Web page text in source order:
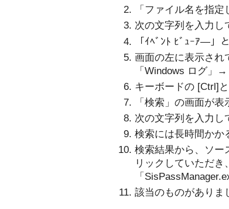
「ファイル名を指
次の文字列を入力
「ｲﾍﾞﾝﾄ ﾋﾞｭｰｱ―」
画面の左に表示され
「Windows ログ」
キーボードの [Ctrl]
「検索」の画面が表
次の文字列を入力
検索には長時間かか
検索結果から、ソー
リックしていただ
「
該当のものがありま